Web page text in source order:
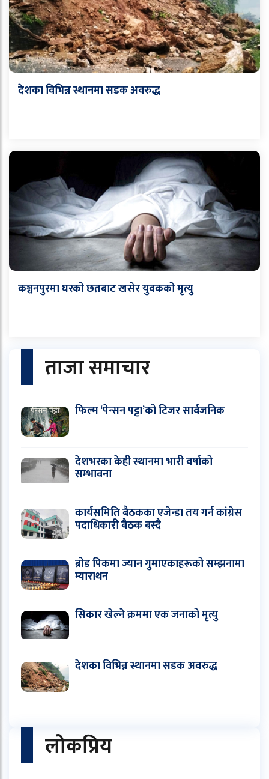
देशका विभिन्न स्थानमा सडक अवरुद्ध
कञ्चनपुरमा घरको छतबाट खसेर युवकको मृत्यु
ताजा समाचार
फिल्म ‘पेन्सन पट्टा’को टिजर सार्वजनिक
देशभरका केही स्थानमा भारी वर्षाको
सम्भावना
कार्यसमिति बैठकका एजेन्डा तय गर्न कांग्रेस
पदाधिकारी बैठक बस्दै
ब्रोड पिकमा ज्यान गुमाएकाहरूको सम्झनामा
म्याराथन
सिकार खेल्ने क्रममा एक जनाको मृत्यु
देशका विभिन्न स्थानमा सडक अवरुद्ध
लोकप्रिय